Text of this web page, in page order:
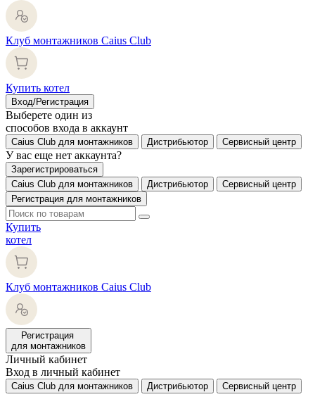
Клуб монтажников Caius Club
Купить котел
Вход/Регистрация
Выберете один из
способов входа в аккаунт
Caius Club для монтажников Дистрибьютор Сервисный центр
У вас еще нет аккаунта?
Зарегистрироваться
Caius Club для монтажников
Дистрибьютор
Сервисный центр
Регистрация для монтажников
Купить
котел
Клуб монтажников Caius Club
Регистрация
для монтажников
Личный кабинет
Вход в личный кабинет
Caius Club для монтажников Дистрибьютор Сервисный центр